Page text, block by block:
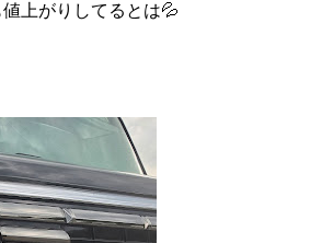
上がりしてるとは💦